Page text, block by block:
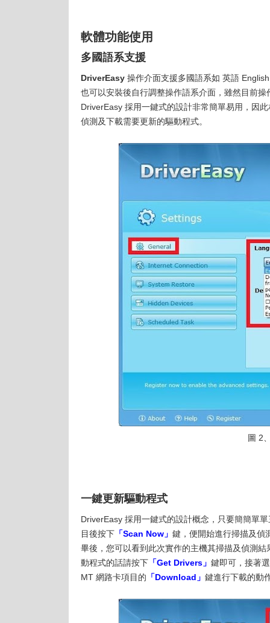
軟體功能使用
多國語系支援
DriverEasy 操作介面支援多國語系如 英語
也可以安裝後自行調整操作語系介面，雖然目前
DriverEasy 採用一鍵式的設計非常簡單易用，因
偵測及下載需要更新的驅動程式。
圖 2
一鍵更新驅動程式
DriverEasy 採用一鍵式的設計概念，只要簡簡單
目後按下 「Scan Now」 鍵，便開始進行掃描及偵
畢後，您可以看到此次實作的主機其掃描及偵測結
動程式的話請按下 「Get Drivers」 鍵即可，接著
MT 網路卡項目的 「Download」 鍵進行下載的動